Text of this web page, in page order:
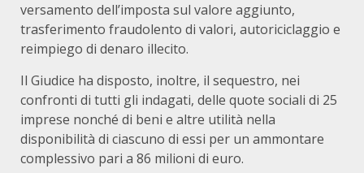
versamento dell’imposta sul valore aggiunto,
trasferimento fraudolento di valori, autoriciclaggio e
reimpiego di denaro illecito.
Il Giudice ha disposto, inoltre, il sequestro, nei
confronti di tutti gli indagati, delle quote sociali di 25
imprese nonché di beni e altre utilità nella
disponibilità di ciascuno di essi per un ammontare
complessivo pari a 86 milioni di euro.